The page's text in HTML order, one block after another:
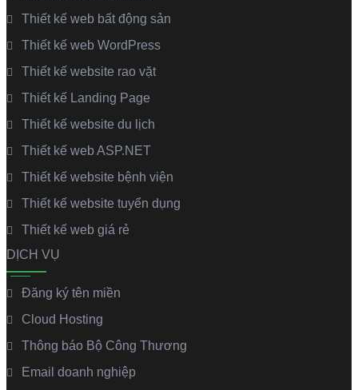
Thiết kế web bất động sản
Thiết kế web WordPress
Thiết kế website rao vặt
Thiết kế Landing Page
Thiết kế website du lịch
Thiết kế web ASP.NET
Thiết kế website bệnh viện
Thiết kế website tuyển dụng
Thiết kế web giá rẻ
DỊCH VỤ
Đăng ký tên miền
Cloud Hosting
Thông báo Bộ Công Thương
Email doanh nghiệp